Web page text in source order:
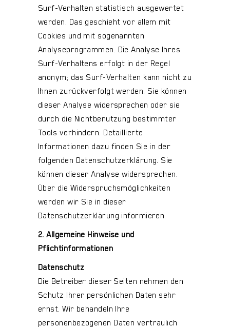
Surf-Verhalten statistisch ausgewertet
werden. Das geschieht vor allem mit
Cookies und mit sogenannten
Analyseprogrammen. Die Analyse Ihres
Surf-Verhaltens erfolgt in der Regel
anonym; das Surf-Verhalten kann nicht zu
Ihnen zurückverfolgt werden. Sie können
dieser Analyse widersprechen oder sie
durch die Nichtbenutzung bestimmter
Tools verhindern. Detaillierte
Informationen dazu finden Sie in der
folgenden Datenschutzerklärung. Sie
können dieser Analyse widersprechen.
Über die Widerspruchsmöglichkeiten
werden wir Sie in dieser
Datenschutzerklärung informieren.
2. Allgemeine Hinweise und
Pflichtinformationen
Datenschutz
Die Betreiber dieser Seiten nehmen den
Schutz Ihrer persönlichen Daten sehr
ernst. Wir behandeln Ihre
personenbezogenen Daten vertraulich